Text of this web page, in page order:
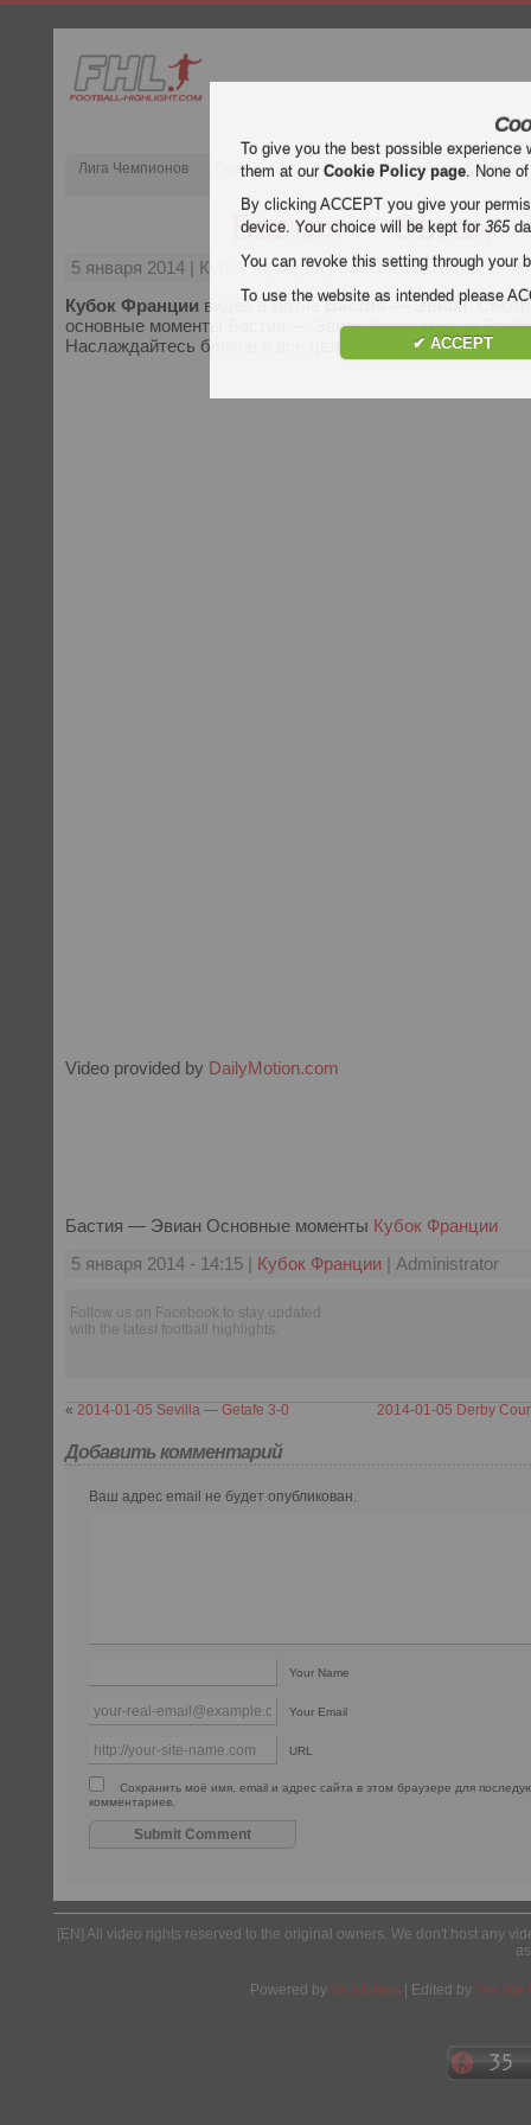
Лига Чемпионов Премьер-лига Испания Примера Дивизион
Бастия — Эвиан
5 января 2014 | Кубок Франции | Бастия &#; Эвиан
Кубок Франции видео в матчеБастия — Эвиан.
основные моменты Бастия — Эвиан бесплатно на
Наслаждайтесь бликов и все цели каждого Кубок
Video provided by DailyMotion.com
Бастия — Эвиан Основные моменты Кубок Франции
5 января 2014 - 14:15 | Кубок Франции | Administrator
Follow us on Facebook to stay updated
with the latest football highlights.
« 2014-01-05 Sevilla — Getafe 3-0 2014-01-05 Derby
Добавить комментарий
Ваш адрес email не будет опубликован.
Your Name
Your Email
URL
Сохранить моё имя, email и адрес сайта в этом браузере для
комментариев.
[EN] All video rights reserved to the original owners. We don't host any
Powered by Wordpress | Edited by Yes We
To give you the best possible
them at ourCookie Policy page. None
By clicking ACCEPT you give your
device. Your choice will be kept for365
You can revoke this setting through your
To use the website as intended please
✔ ACCEPT